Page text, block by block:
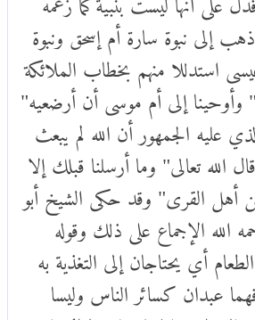
إلى نبوة سارة أم إسحق ونبوة
استدللا منهم بخطاب الملائكة
وأوحينا إلى أم موسى أن أرضعيه"
عليه الجمهور أن الله لم يبعث
الله تعالى" وما أرسلنا قبلك إلا
أهل القرى" وقد حكى الشيخ أبو
الإجماع على ذلك وقوله
أي يحتاجان إلى التغذية به
عبدان كسائر الناس وليسا